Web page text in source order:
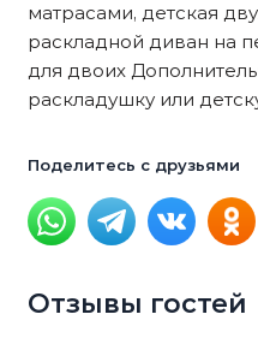
матрасами, детская
раскладной диван на
для двоих
раскладушку или
Поделитесь с друзьями
Отзывы гостей